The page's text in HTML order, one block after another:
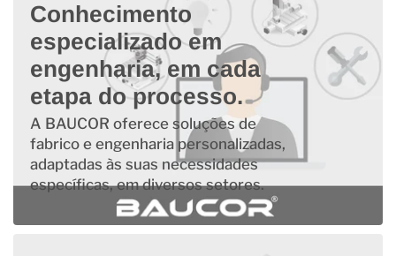
Conhecimento
especializado em
engenharia, em cada
etapa do processo.
A BAUCOR oferece soluções de
fabrico e engenharia personalizadas,
adaptadas às suas necessidades
específicas, em diversos setores.